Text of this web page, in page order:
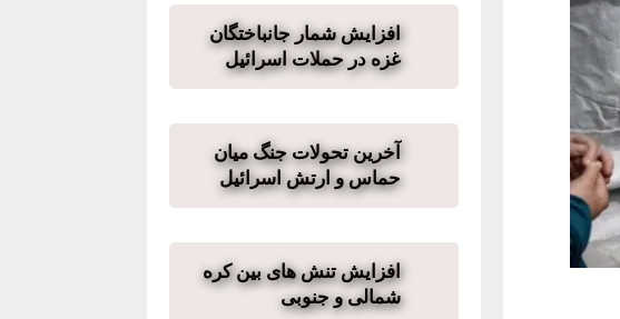
افزایش شمار جانباختگان
غزه در حملات اسرائیل
آخرین تحولات جنگ میان
حماس و ارتش اسرائیل
افزایش تنش های بین کره
شمالی و جنوبی